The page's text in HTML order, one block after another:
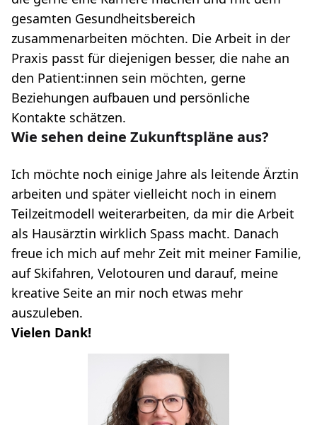
gesamten Gesundheitsbereich
zusammenarbeiten möchten. Die Arbeit in der
Praxis passt für diejenigen besser, die nahe an
den Patient:innen sein möchten, gerne
Beziehungen aufbauen und persönliche
Kontakte schätzen.
Wie sehen deine Zukunftspläne aus?
Ich möchte noch einige Jahre als leitende Ärztin
arbeiten und später vielleicht noch in einem
Teilzeitmodell weiterarbeiten, da mir die Arbeit
als Hausärztin wirklich Spass macht. Danach
freue ich mich auf mehr Zeit mit meiner Familie,
auf Skifahren, Velotouren und darauf, meine
kreative Seite an mir noch etwas mehr
auszuleben.
Vielen Dank!